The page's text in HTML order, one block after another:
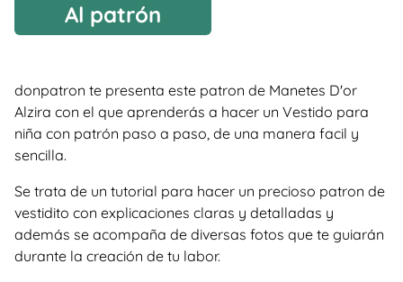
Al patrón
donpatron te presenta este patron de Manetes D'or
Alzira con el que aprenderás a hacer un Vestido para
niña con patrón paso a paso, de una manera facil y
sencilla.
Se trata de un tutorial para hacer un precioso patron de
vestidito con explicaciones claras y detalladas y
además se acompaña de diversas fotos que te guiarán
durante la creación de tu labor.